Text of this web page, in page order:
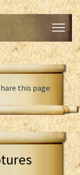
this page: